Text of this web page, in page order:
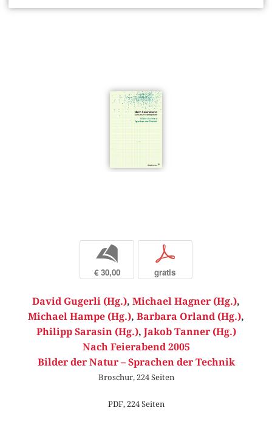
b
€ 30,00
p
gratis
David Gugerli (Hg.), Michael Hagner (Hg.),
Michael Hampe (Hg.), Barbara Orland (Hg.),
Philipp Sarasin (Hg.), Jakob Tanner (Hg.)
Nach Feierabend 2005
Bilder der Natur – Sprachen der Technik
Broschur, 224 Seiten
PDF, 224 Seiten